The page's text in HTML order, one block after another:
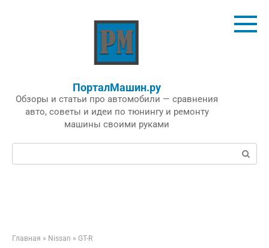
ПорталМашин.ру
Обзоры и статьи про автомобили — сравнения
авто, советы и идеи по тюнингу и ремонту
машины своими руками
Поиск:
Главная » Nissan » GT-R